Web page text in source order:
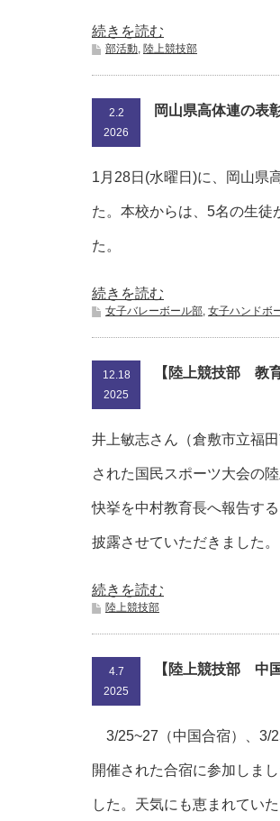
続きを読む
部活動, 陸上競技部
2.2
2026
岡山県高体連の表
1月28日(水曜日)に、岡山県
た。本校からは、5名の生徒
た。
続きを読む
女子バレーボール部, 女子ハンドボ
12.18
2025
【陸上競技部 教
井上敏志さん（倉敷市立福
された国民スポーツ大会の
快挙を中村教育長へ報告す
披露させていただきました。
続きを読む
陸上競技部
4.7
2025
【陸上競技部 中
3/25~27（中国合宿）、3/
開催された合宿に参加しま
した。天気にも恵まれてい